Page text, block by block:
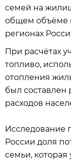
семей на
общем объёме
регионах
При расчётах
топливо,
отопления
был составлен
расходов
Исследование
России доля
семьи,